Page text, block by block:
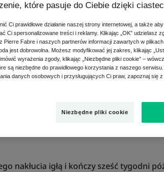
jak dbać o tatuaż zaraz po
lata.
procesu
długo trwa gojenie
wygląd tatuażu zależy od tego, co
nakłucia igłą i kończy sześć tygodni
które pasuje do Ciebie dzięki
Ci prawidłowe działanie naszej strony internetowej, a także
Ci spersonalizowane treści i reklamy. Klikając „OK” udzielasz
Pierre Fabre i naszych partnerów informacji zawartych w
jest dobrowolna. Możesz modyfikować jej zakres, klikając
wyrażenia zgody, klikając „Niezbędne pliki cookie” –
są niezbędne do prawidłowego korzystania z naszego
danych osobowych i przysługujących Ci praw, zapoznaj się
Niezbędne pliki cookie